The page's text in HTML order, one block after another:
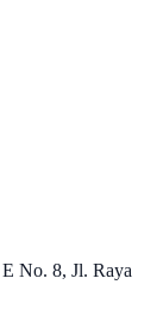
No. 8, Jl. Raya